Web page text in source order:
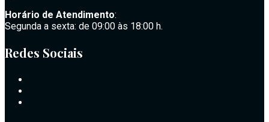
Horário de Atendimento:
Segunda a sexta: de 09:00 às 18:00 h.
Redes Sociais